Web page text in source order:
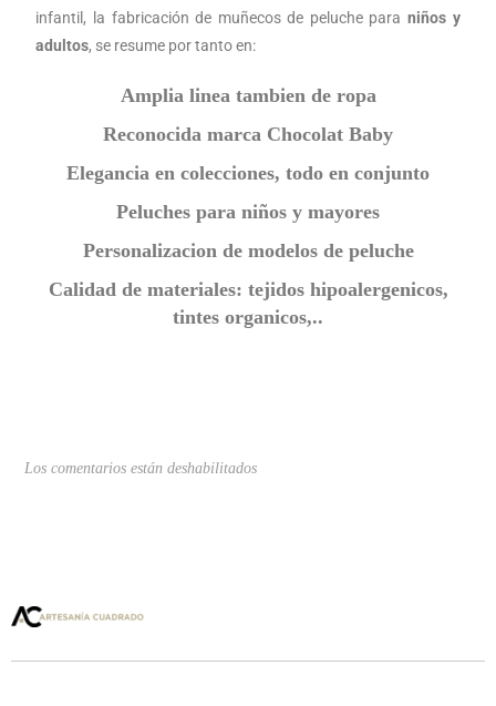
infantil, la fabricación de muñecos de peluche paraniños y
adultos, se resume por tanto en:
Amplia linea tambien de ropa
Reconocida marca Chocolat Baby
Elegancia en colecciones, todo en conjunto
Peluches para niños y mayores
Personalizacion de modelos de peluche
Calidad de materiales: tejidos hipoalergenicos,
tintes organicos,..
Los comentarios están deshabilitados